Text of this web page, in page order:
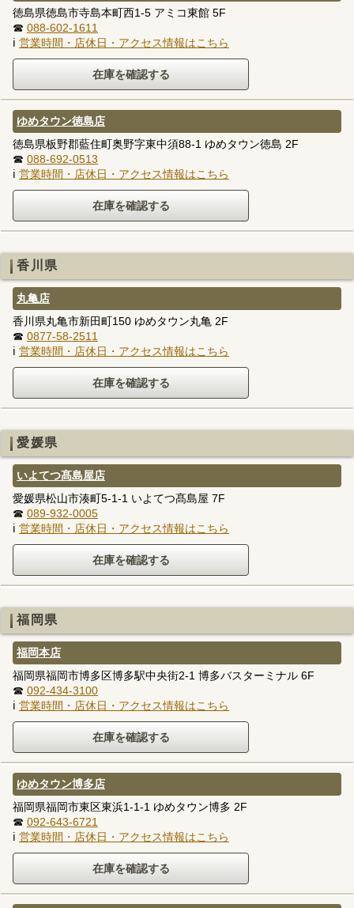
徳島県徳島市寺島本町西1-5 アミコ東館 5F
☎ 088-602-1611
ℹ 営業時間・店休日・アクセス情報はこちら
ゆめタウン徳島店
徳島県板野郡藍住町奥野字東中須88-1 ゆめタウン徳島 2F
☎ 088-692-0513
ℹ 営業時間・店休日・アクセス情報はこちら
香川県
丸亀店
香川県丸亀市新田町150 ゆめタウン丸亀 2F
☎ 0877-58-2511
ℹ 営業時間・店休日・アクセス情報はこちら
愛媛県
いよてつ髙島屋店
愛媛県松山市湊町5-1-1 いよてつ髙島屋 7F
☎ 089-932-0005
ℹ 営業時間・店休日・アクセス情報はこちら
福岡県
福岡本店
福岡県福岡市博多区博多駅中央街2-1 博多バスターミナル 6F
☎ 092-434-3100
ℹ 営業時間・店休日・アクセス情報はこちら
ゆめタウン博多店
福岡県福岡市東区東浜1-1-1 ゆめタウン博多 2F
☎ 092-643-6721
ℹ 営業時間・店休日・アクセス情報はこちら